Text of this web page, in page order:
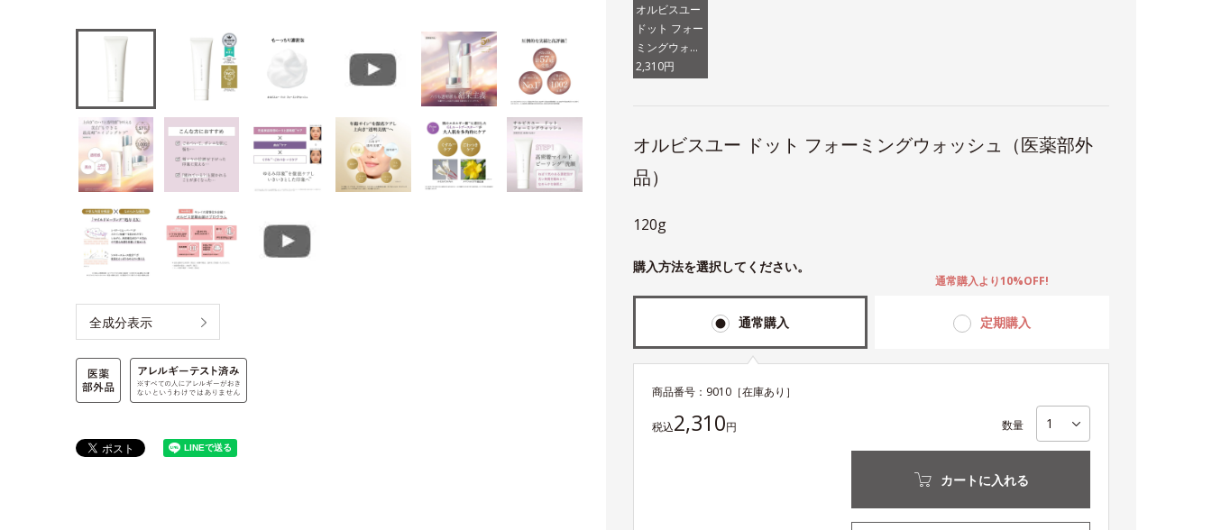
全成分表示
オルビスユー
ドット フォー
ミングウォッ
シュ（医薬部
2,310円
オルビスユー ドット フォーミングウォッシュ（医薬部外
品）
120g
購入方法を選択してください。
通常購入 定期購入
通常購入より10%OFF!
商品番号： 9010 ［在庫あり］
税込2,310円 数量
カートに入れる